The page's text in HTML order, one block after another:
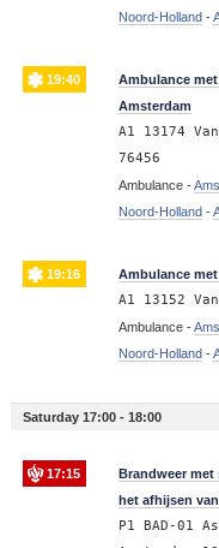
Noord-Holland -
19:40
Ambulance
Amsterdam
A1 13174
76456
Ambulance -
Noord-Holland -
19:16 Ambulance
A1 13152
Ambulance -
Noord-Holland -
Saturday 17:00 - 18:00
17:15
Brandweer
het afhijsen
P1 BAD-01